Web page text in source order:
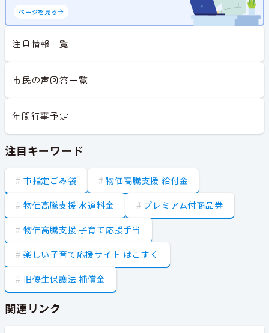
ページを見る
注目情報一覧
市民の声回答一覧
年間行事予定
注目キーワード
市指定ごみ袋 物価高騰支援 給付金
物価高騰支援 水道料金 プレミアム付商品券
物価高騰支援 子育て応援手当
楽しい子育て応援サイト はこすく
旧優生保護法 補償金
関連リンク